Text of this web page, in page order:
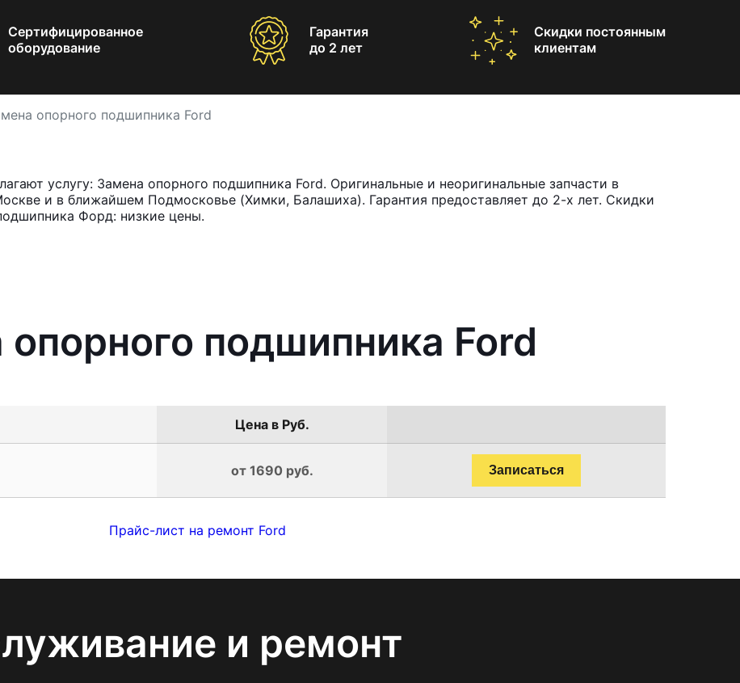
Сертифицированное
оборудование
Гарантия
до 2 лет
Скидки постоянным
клиентам
опорного подшипника Ford
услугу: Замена опорного подшипника Ford. Оригинальные и неоригинальные запчасти в
и в ближайшем Подмосковье (Химки, Балашиха). Гарантия предоставляет до 2-х лет. Скидки
Форд: низкие цены.
подшипника Ford
Цена в Руб.
от 1690 руб. Записаться
Прайс-лист на ремонт Ford
и ремонт